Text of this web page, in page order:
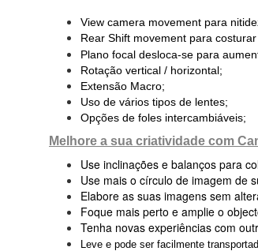
View camera movement para
Rear Shift movement para
Plano focal desloca-se para
Rotação vertical / horizontal;
Extensão Macro;
Uso de vários tipos de lentes;
Opções de foles intercambiáveis;
Melhore a sua criatividade com
Use inclinações e balanços para
Use mais o círculo de imagem de
Elabore as suas imagens sem
Foque mais perto e amplie o
Tenha novas experiências com
Leve e pode ser facilmente